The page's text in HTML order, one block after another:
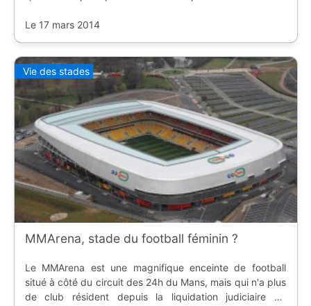
Le 17 mars 2014
Vie des stades
MMArena, stade du football féminin ?
Le MMArena est une magnifique enceinte de football
situé à côté du circuit des 24h du Mans, mais qui n'a plus
de club résident depuis la liquidation judiciaire du